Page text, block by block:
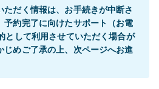
ただく情報は、お手続きが中断さ
予約完了に向けたサポート（お電
として利用させていただく場合が
じめご了承の上、次ページへお進